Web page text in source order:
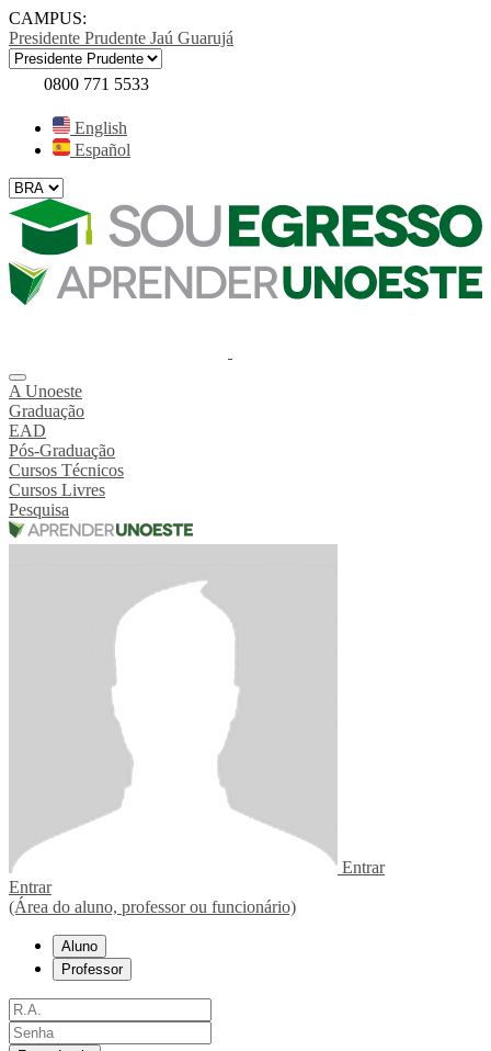
CAMPUS:
Presidente Prudente Jaú Guarujá
0800 771 5533
English
Español
A Unoeste
Graduação
EAD
Pós-Graduação
Cursos Técnicos
Cursos Livres
Pesquisa
Entrar
Entrar
(Área do aluno, professor ou funcionário)
Aluno
Professor